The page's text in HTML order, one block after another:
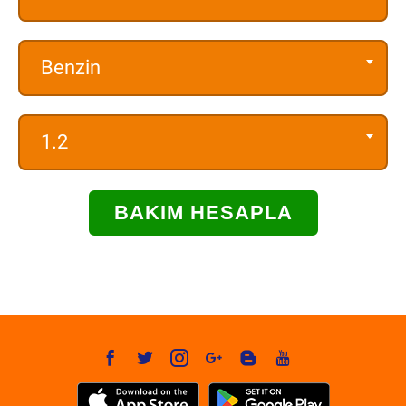
Benzin
1.2
BAKIM HESAPLA